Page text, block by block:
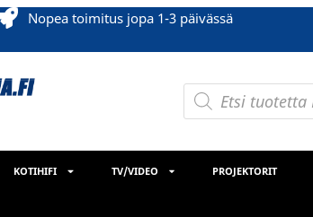
Nopea toimitus jopa 1-3 päivässä
KOTIHIFI TV/VIDEO PROJEKTORIT